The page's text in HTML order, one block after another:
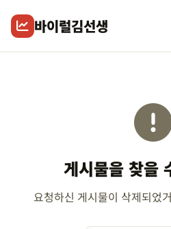
바이럴김선생
게시물을 찾을
요청하신 게시물이 삭제되었